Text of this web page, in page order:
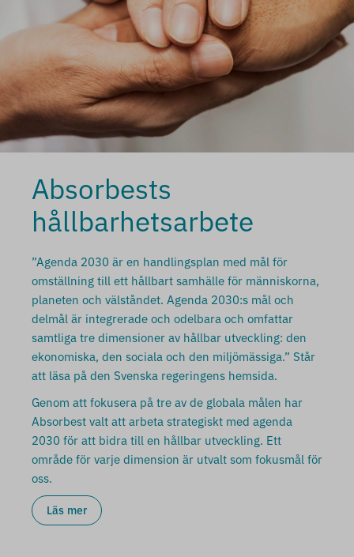
Absorbests
hållbarhetsarbete
”Agenda 2030 är en handlingsplan med mål för
omställning till ett hållbart samhälle för människorna,
planeten och välståndet. Agenda 2030:s mål och
delmål är integrerade och odelbara och omfattar
samtliga tre dimensioner av hållbar utveckling: den
ekonomiska, den sociala och den miljömässiga.” Står
att läsa på den Svenska regeringens hemsida.
Genom att fokusera på tre av de globala målen har
Absorbest valt att arbeta strategiskt med agenda
2030 för att bidra till en hållbar utveckling. Ett
område för varje dimension är utvalt som fokusmål för
oss.
Läs mer